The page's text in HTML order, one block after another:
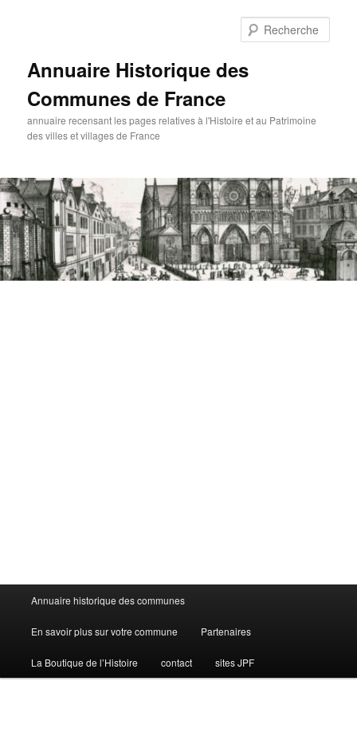
Annuaire Historique des
Communes de France
annuaire recensant les pages relatives à l'Histoire et au Patrimoine
des villes et villages de France
Menu
principal
Annuaire historique des communes
En savoir plus sur votre commune Partenaires
La Boutique de l’Histoire contact sites JPF